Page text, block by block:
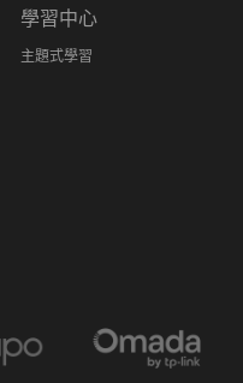
學習中心
主題式學習